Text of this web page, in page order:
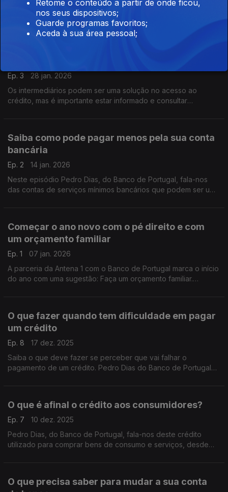
todas as condições que está a contratualizar. Pedro Dias do
Banco de Portugal destaca alguns dos critérios a ter em conta.
Ep. 3
28 jan. 2026
Os intermediários podem ser uma solução no acesso ao
crédito, mas é importante estar informado e consultar
Saiba como pode pagar menos pela sua conta
bancária
Ep. 2
14 jan. 2026
Neste episódio Pedro Dias, do Banco de Portugal, fala-nos
das contas de serviços mínimos bancários que podem ser uma
Começar o ano novo com o pé direito e com
um orçamento familiar
Ep. 1
07 jan. 2026
A parceria da Antena 1 com o Banco de Portugal marca o início
do ano com uma sugestão: Faça um orçamento familiar.
O que fazer quando tem dificuldade em pagar
um crédito
Ep. 8
17 dez. 2025
Saiba o que deve fazer se perceber que vai falhar o
pagamento de um crédito. Pedro Dias do Banco de Portugal
O que é afinal o crédito aos consumidores?
Ep. 7
10 dez. 2025
Pedro Dias, do Banco de Portugal, fala-nos deste crédito
utilizado para comprar bens de consumo e serviços, desde
O que precisa saber para mudar a sua conta
Retome o conteúdo a partir de onde ficou,
nos seus dispositivos;
Guarde programas favoritos;
Aceda à sua área pessoal;